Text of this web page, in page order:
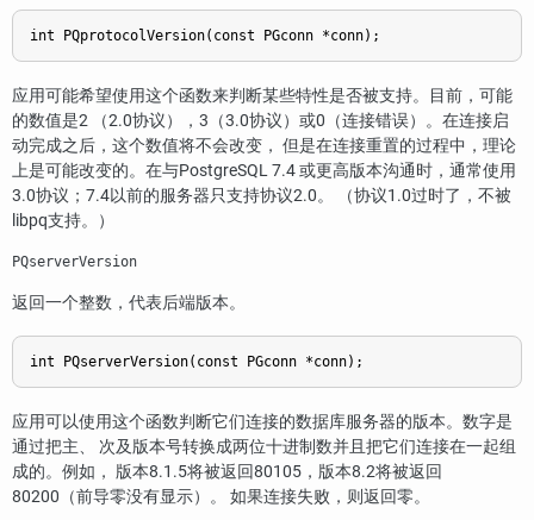
int PQprotocolVersion(const PGconn *conn);
应用可能希望使用这个函数来判断某些特性是否被支持。目前，可能
的数值是2 （2.0协议），3（3.0协议）或0（连接错误）。在连接启
动完成之后，这个数值将不会改变， 但是在连接重置的过程中，理论
上是可能改变的。在与PostgreSQL7.4 或更高版本沟通时，通常使用
3.0协议；7.4以前的服务器只支持协议2.0。 （协议1.0过时了，不被
libpq支持。）
PQserverVersion
返回一个整数，代表后端版本。
int PQserverVersion(const PGconn *conn);
应用可以使用这个函数判断它们连接的数据库服务器的版本。数字是
通过把主、 次及版本号转换成两位十进制数并且把它们连接在一起组
成的。例如， 版本8.1.5将被返回80105，版本8.2将被返回
80200（前导零没有显示）。 如果连接失败，则返回零。